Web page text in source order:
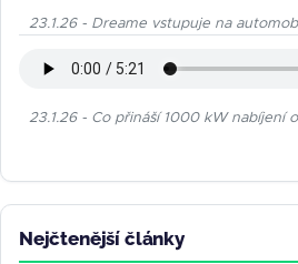
23.1.26 - Dreame vstupuje na
23.1.26 - Co přináší 1000 kW nabíjení
Nejčtenější články